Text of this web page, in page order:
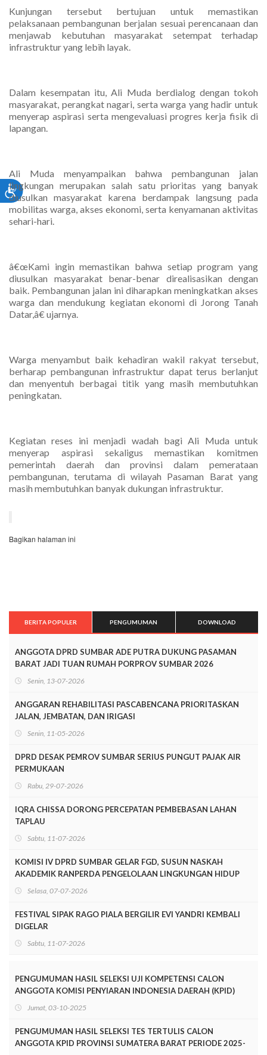
Kunjungan tersebut bertujuan untuk memastikan
pelaksanaan pembangunan berjalan sesuai perencanaan dan
menjawab kebutuhan masyarakat setempat terhadap
infrastruktur yang lebih layak.
Dalam kesempatan itu, Ali Muda berdialog dengan tokoh
masyarakat, perangkat nagari, serta warga yang hadir untuk
menyerap aspirasi serta mengevaluasi progres kerja fisik di
lapangan.
Ali Muda menyampaikan bahwa pembangunan jalan
lingkungan merupakan salah satu prioritas yang banyak
diusulkan masyarakat karena berdampak langsung pada
mobilitas warga, akses ekonomi, serta kenyamanan aktivitas
sehari-hari.
â€œKami ingin memastikan bahwa setiap program yang
diusulkan masyarakat benar-benar direalisasikan dengan
baik. Pembangunan jalan ini diharapkan meningkatkan akses
warga dan mendukung kegiatan ekonomi di Jorong Tanah
Datar,â€ ujarnya.
Warga menyambut baik kehadiran wakil rakyat tersebut,
berharap pembangunan infrastruktur dapat terus berlanjut
dan menyentuh berbagai titik yang masih membutuhkan
peningkatan.
Kegiatan reses ini menjadi wadah bagi Ali Muda untuk
menyerap aspirasi sekaligus memastikan komitmen
pemerintah daerah dan provinsi dalam pemerataan
pembangunan, terutama di wilayah Pasaman Barat yang
masih membutuhkan banyak dukungan infrastruktur.
Bagikan halaman ini
BERITA POPULER PENGUMUMAN DOWNLOAD
ANGGOTA DPRD SUMBAR ADE PUTRA DUKUNG PASAMAN
BARAT JADI TUAN RUMAH PORPROV SUMBAR 2026
Senin, 13-07-2026
ANGGARAN REHABILITASI PASCABENCANA PRIORITASKAN
JALAN, JEMBATAN, DAN IRIGASI
Senin, 11-05-2026
DPRD DESAK PEMROV SUMBAR SERIUS PUNGUT PAJAK AIR
PERMUKAAN
Rabu, 29-07-2026
IQRA CHISSA DORONG PERCEPATAN PEMBEBASAN LAHAN
TAPLAU
Sabtu, 11-07-2026
KOMISI IV DPRD SUMBAR GELAR FGD, SUSUN NASKAH
AKADEMIK RANPERDA PENGELOLAAN LINGKUNGAN HIDUP
Selasa, 07-07-2026
FESTIVAL SIPAK RAGO PIALA BERGILIR EVI YANDRI KEMBALI
DIGELAR
Sabtu, 11-07-2026
PENGUMUMAN HASIL SELEKSI UJI KOMPETENSI CALON
ANGGOTA KOMISI PENYIARAN INDONESIA DAERAH (KPID)
PROVINSI SUMATERA BARAT PERIODE 2025-2028
Jumat, 03-10-2025
PENGUMUMAN HASIL SELEKSI TES TERTULIS CALON
ANGGOTA KPID PROVINSI SUMATERA BARAT PERIODE 2025-